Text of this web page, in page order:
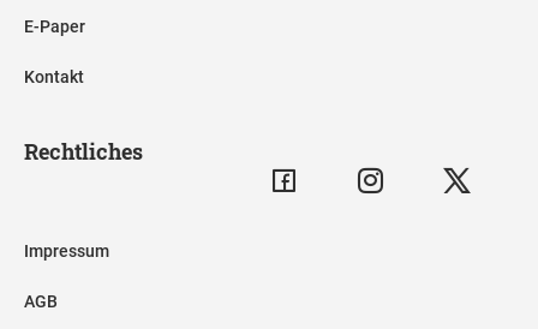
E-Paper
Kontakt
Rechtliches
Impressum
AGB